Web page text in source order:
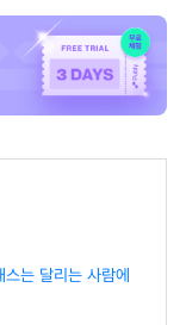
는 달리는 사람에